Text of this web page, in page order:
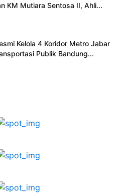
KM Mutiara Sentosa II, Ahli...
Kelola 4 Koridor Metro Jabar
Publik Bandung...